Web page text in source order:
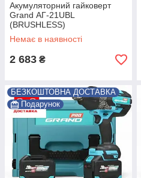
Акумуляторний гайковерт
Grand АГ-21UBL
(BRUSHLESS)
Немає в наявності
2 683 ₴
БЕЗКОШТОВНА ДОСТАВКА
Подарунок